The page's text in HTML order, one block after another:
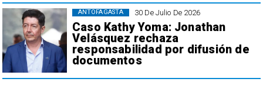
30 De Julio De 2026
Caso Kathy Yoma: Jonathan
Velásquez rechaza
responsabilidad por difusión de
documentos
ANTOFAGASTA